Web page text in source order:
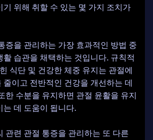
기 위해 취할 수 있는 몇 가지 조치가
증을 관리하는 가장 효과적인 방법 중
활 습관을 채택하는 것입니다. 규칙적
식단 및 건강한 체중 유지는 관절에
줄이고 전반적인 건강을 개선하는 데
한 수분을 유지하면 관절 윤활을 유지
는 데 도움이 됩니다.
관련 관절 통증을 관리하는 또 다른